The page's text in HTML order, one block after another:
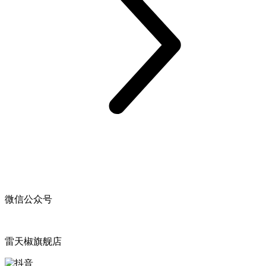
微信公众号
雷天椒旗舰店